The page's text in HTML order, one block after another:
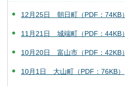
12月25日 朝日町（PDF：74KB）
11月21日 城端町（PDF：44KB）
10月20日 富山市（PDF：42KB）
10月1日 大山町（PDF：76KB）